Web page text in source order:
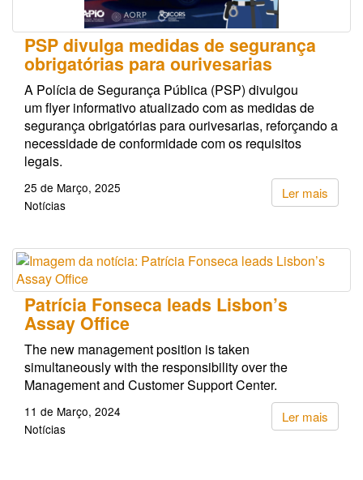
PSP divulga medidas de segurança
obrigatórias para ourivesarias
A Polícia de Segurança Pública (PSP) divulgou
um flyer informativo atualizado com as medidas de
segurança obrigatórias para ourivesarias, reforçando a
necessidade de conformidade com os requisitos
legais.
Ler mais
25 de Março, 2025
Notícias
Patrícia Fonseca leads Lisbon’s
Assay Office
The new management position is taken
simultaneously with the responsibility over the
Management and Customer Support Center.
Ler mais
11 de Março, 2024
Notícias